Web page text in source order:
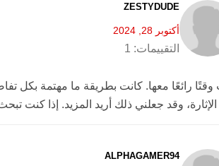
ZESTYDUDE
أكتوبر 28, 2024
التقييمات: 1
رائعًا معها. كانت بطريقة ما مهتمة بكل
وقد جعلني ذلك أريد المزيد. إذا كنت
ALPHAGAMER94